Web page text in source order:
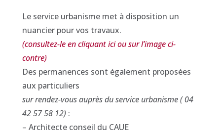
Le service urbanisme met à disposition un
nuancier pour vos travaux.
(consultez-le en cliquant ici ou sur l’image ci-
contre)
Des permanences sont également proposées
aux particuliers
sur rendez-vous auprès du service urbanisme ( 04
42 57 58 12) :
– Architecte conseil du CAUE